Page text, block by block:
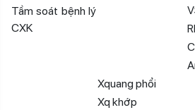
Tầm soát bệnh lý
CXK
Xquang phổi
Xq khớp